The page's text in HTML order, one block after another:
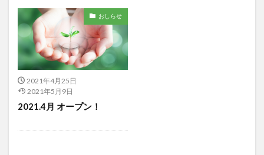
おしらせ
2021年4月25日
2021年5月9日
2021.4月 オープン！